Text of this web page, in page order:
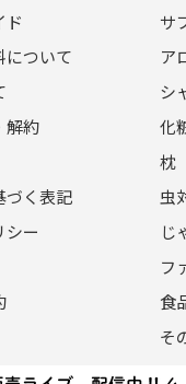
あたって、会員の住
し、法令などにより
が特定できない範囲で
判断した時は、その
であっても前述のい
トの掲載内容、営業
ます。
れかが⽣じた場合には
ド
について
解約
づく表記
シー
サ
ア
シ
化
枕
虫
じ
フ
食
そ